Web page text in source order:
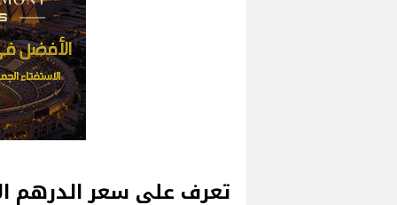
تعرف على سعر الدرهم